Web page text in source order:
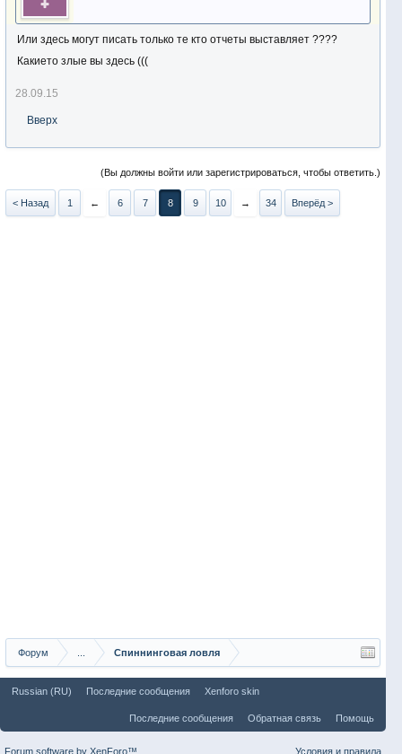
Или здесь могут писать только те кто отчеты выставляет ????
Какието злые вы здесь (((
28.09.15
Вверх
(Вы должны войти или зарегистрироваться, чтобы ответить.)
< Назад 1 ← 6 7 8 9 10 → 34 Вперёд >
Форум Спиннинговая ловля
Russian (RU) Последние сообщения Xenforo skin
Последние сообщения Обратная связь Помощь
Условия и правила
Forum software by XenForo™